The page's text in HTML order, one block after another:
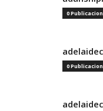
0
0